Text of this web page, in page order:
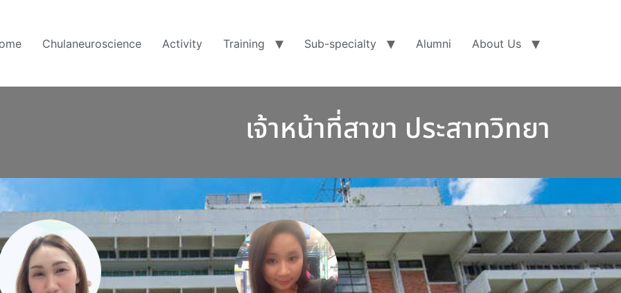
Chulaneuroscience Activity Training Sub-specialty Alumni About Us
เจ้าหน้าที่สาขา ประสาทวิทยา